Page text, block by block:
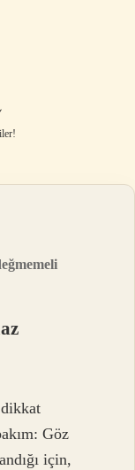
Göz
için,